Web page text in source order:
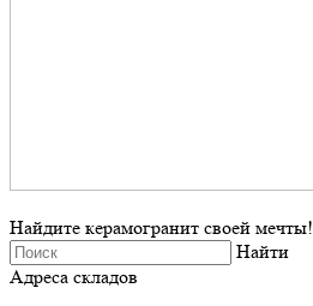
Найдите керамогранит своей мечты!
Найти
Адреса складов